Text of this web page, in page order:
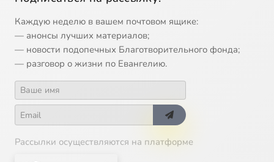
Каждую неделю в вашем почтовом ящике:
— анонсы лучших материалов;
— новости подопечных Благотворительного фонда;
— разговор о жизни по Евангелию.
Рассылки осуществляются на платформе